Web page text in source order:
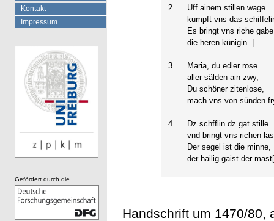
2.
Uff ainem stillen wage
kumpft vns das
Es bringt vns riche
die heren künigin. |
3.
Maria, du edler rose
aller sälden ain zwy,
Du schöner zitenlose,
mach vns von sünden
4.
Dz schfflin dz gat stille
vnd bringt vns richen
Der segel ist die minne,
der hailig gaist der
Handschrift um 1470/80,
Kontakt
Impressum
Gefördert durch die